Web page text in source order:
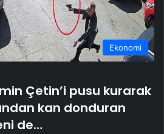
Ekonomi
Çetin’i pusu kurarak
kan donduran
de…